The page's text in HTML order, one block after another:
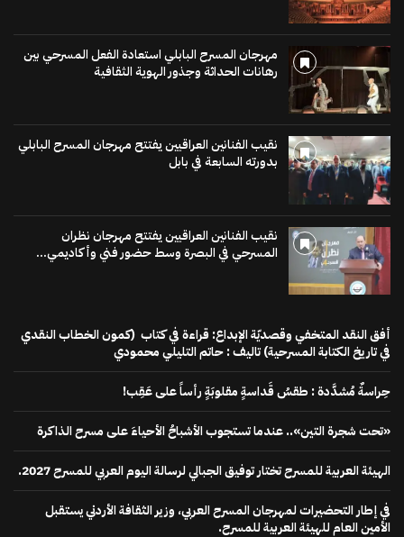
مهرجان المسرح البابلي استعادة الفعل المسرحي بين
رهانات الحداثة وجذور الهوية الثقافية
نقيب الفنانين العراقيين يفتتح مهرجان المسرح البابلي
بدورته السابعة في بابل
نقيب الفنانين العراقيين يفتتح مهرجان نظران
المسرحي في البصرة وسط حضور فني وأكاديمي...
أفق النقد المتخفي وقصديّة الإبداع: قراءة في كتاب (كمون الخطاب النقدي
في تاريخ الكتابة المسرحية) تاليف : حاتم التليلي محمودي
حِراسةٌ مُشدَّدة : طقسُ قَداسةٍ مقلوبَةٍ رأساً على عَقِب!
«تحت شجرة التين».. عندما تستجوب الأشباحُ الأحياءَ على مسرح الذاكرة
الهيئة العربية للمسرح تختار توفيق الجبالي لرسالة اليوم العربي للمسرح 2027.
في إطار التحضيرات لمهرجان المسرح العربي، وزير الثقافة الأردني يستقبل
الأمين العام للهيئة العربية للمسرح.